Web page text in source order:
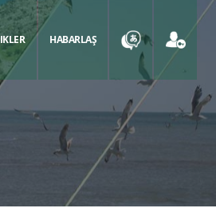
HABARLAŞ